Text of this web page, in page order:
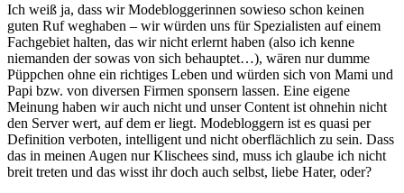
Ich weiß ja, dass wir Modebloggerinnen sowieso schon keinen
guten Ruf weghaben – wir würden uns für Spezialisten auf einem
Fachgebiet halten, das wir nicht erlernt haben (also ich kenne
niemanden der sowas von sich behauptet…), wären nur dumme
Püppchen ohne ein richtiges Leben und würden sich von Mami und
Papi bzw. von diversen Firmen sponsern lassen. Eine eigene
Meinung haben wir auch nicht und unser Content ist ohnehin nicht
den Server wert, auf dem er liegt. Modebloggern ist es quasi per
Definition verboten, intelligent und nicht oberflächlich zu sein. Dass
das in meinen Augen nur Klischees sind, muss ich glaube ich nicht
breit treten und das wisst ihr doch auch selbst, liebe Hater, oder?